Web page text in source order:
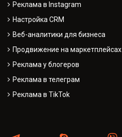
Реклама в Instagram
Настройка CRM
Веб-аналитики для бизнеса
Продвижение на маркетплейсах
Реклама у блогеров
Реклама в телеграм
Реклама в TikTok